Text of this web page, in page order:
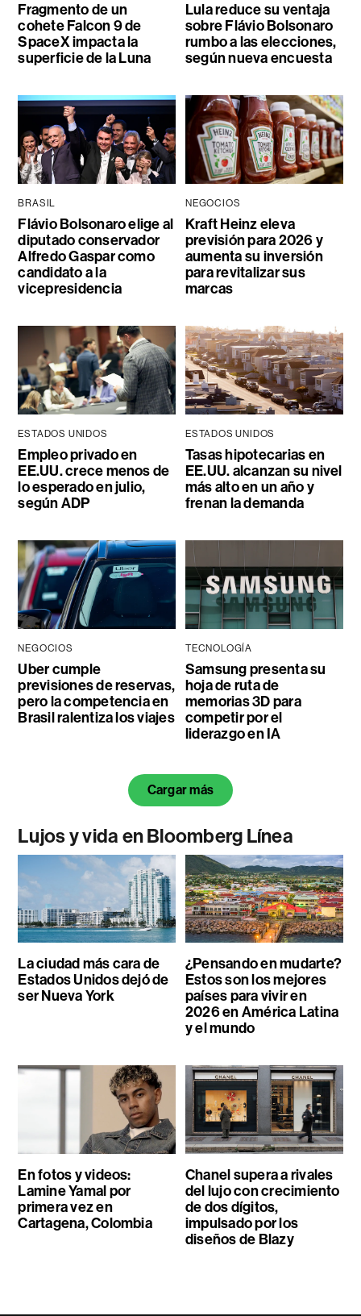
Fragmento de un
cohete Falcon 9 de
SpaceX impacta la
superficie de la Luna
Lula reduce su ventaja
sobre Flávio Bolsonaro
rumbo a las elecciones,
según nueva encuesta
BRASIL
Flávio Bolsonaro elige al
diputado conservador
Alfredo Gaspar como
candidato a la
vicepresidencia
NEGOCIOS
Kraft Heinz eleva
previsión para 2026 y
aumenta su inversión
para revitalizar sus
marcas
ESTADOS UNIDOS
Empleo privado en
EE.UU. crece menos de
lo esperado en julio,
según ADP
ESTADOS UNIDOS
Tasas hipotecarias en
EE.UU. alcanzan su nivel
más alto en un año y
frenan la demanda
NEGOCIOS
Uber cumple
previsiones de reservas,
pero la competencia en
Brasil ralentiza los viajes
TECNOLOGÍA
Samsung presenta su
hoja de ruta de
memorias 3D para
competir por el
liderazgo en IA
Cargar más
Lujos y vida en Bloomberg Línea
La ciudad más cara de
Estados Unidos dejó de
ser Nueva York
¿Pensando en mudarte?
Estos son los mejores
países para vivir en
2026 en América Latina
y el mundo
En fotos y videos:
Lamine Yamal por
primera vez en
Cartagena, Colombia
Chanel supera a rivales
del lujo con crecimiento
de dos dígitos,
impulsado por los
diseños de Blazy